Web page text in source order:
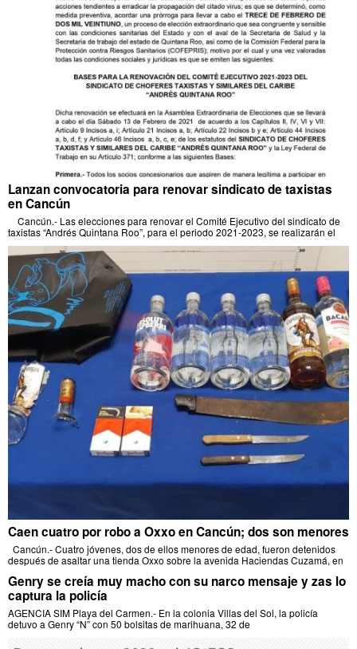
Lanzan convocatoria para renovar sindicato de taxistas
en Cancún
Cancún.- Las elecciones para renovar el Comité Ejecutivo del sindicato de
taxistas “Andrés Quintana Roo”, para el periodo 2021-2023, se realizarán el
Caen cuatro por robo a Oxxo en Cancún; dos son menores
Cancún.- Cuatro jóvenes, dos de ellos menores de edad, fueron detenidos
después de asaltar una tienda Oxxo sobre la avenida Haciendas Cuzamá, en
Genry se creía muy macho con su narco mensaje y zas lo
captura la policía
AGENCIA SIM Playa del Carmen.- En la colonia Villas del Sol, la policía
detuvo a Genry “N” con 50 bolsitas de marihuana, 32 de